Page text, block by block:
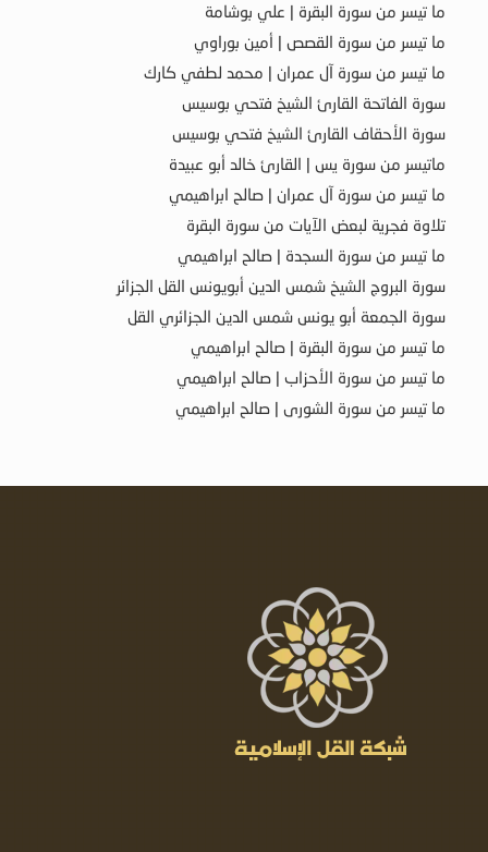
ما تيسر من سورة البقرة | علي بوشامة
ما تيسر من سورة القصص | أمين بوراوي
ما تيسر من سورة آل عمران | محمد لطفي كارك
سورة الفاتحة القارئ الشيخ فتحي بوسيس
سورة الأحقاف القارئ الشيخ فتحي بوسيس
ماتيسر من سورة يس | القارئ خالد أبو عبيدة
ما تيسر من سورة آل عمران | صالح ابراهيمي
تلاوة فجرية لبعض الآيات من سورة البقرة
ما تيسر من سورة السجدة | صالح ابراهيمي
سورة البروج الشيخ شمس الدين أبويونس القل الجزائر
سورة الجمعة أبو يونس شمس الدين الجزائري القل
ما تيسر من سورة البقرة | صالح ابراهيمي
ما تيسر من سورة الأحزاب | صالح ابراهيمي
ما تيسر من سورة الشورى | صالح ابراهيمي